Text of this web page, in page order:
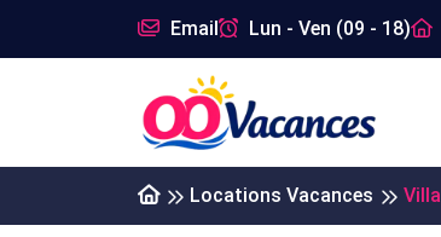
Email Lun - Ven (09 - 18)
Locations Vacances Villa